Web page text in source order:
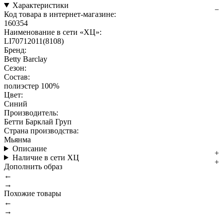
Характеристики
Код товара в интернет-магазине:
160354
Наименование в сети «ХЦ»:
LI70712011(8108)
Бренд:
Betty Barclay
Сезон:
Состав:
полиэстер 100%
Цвет:
Синий
Производитель:
Бетти Барклай Груп
Страна производства:
Мьянма
Описание
Наличие в сети ХЦ
Дополнить образ
←
→
Похожие товары
←
→